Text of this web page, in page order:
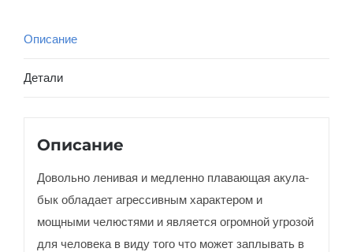
Описание
Детали
Описание
Довольно ленивая и медленно плавающая акула-
бык обладает агрессивным характером и
мощными челюстями и является огромной угрозой
для человека в виду того что может заплывать в